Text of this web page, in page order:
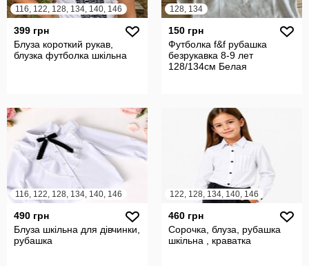
116, 122, 128, 134, 140, 146
399 грн
Блуза короткий рукав,
блузка футболка шкільна
128, 134
150 грн
Футболка f&f рубашка
безрукавка 8-9 лет
128/134см Белая
116, 122, 128, 134, 140, 146
490 грн
Блуза шкільна для дівчинки,
рубашка
122, 128, 134, 140, 146
460 грн
Сорочка, блуза, рубашка
шкільна , краватка